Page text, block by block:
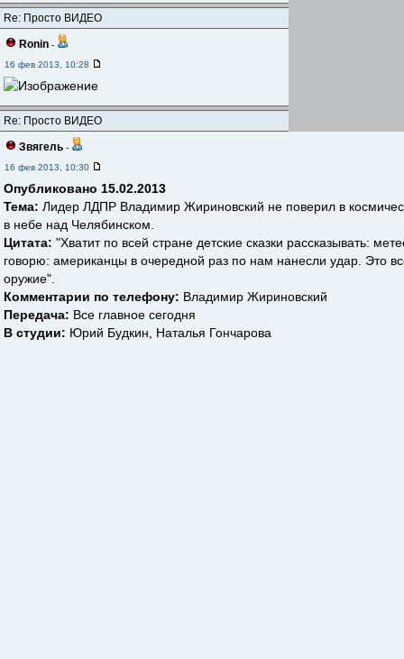
Re: Просто ВИДЕО
Ronin -
16 фев 2013, 10:28
Re: Просто ВИДЕО
Звягель -
16 фев 2013, 10:30
Опубликовано 15.02.2013
Тема: Лидер ЛДПР Владимир Жириновский не поверил в
в небе над Челябинском.
Цитата: "Хватит по всей стране детские сказки рассказывать:
говорю: американцы в очередной раз по нам нанесли удар. Это
оружие".
Комментарии по телефону: Владимир Жириновский
Передача: Все главное сегодня
В студии: Юрий Будкин, Наталья Гончарова